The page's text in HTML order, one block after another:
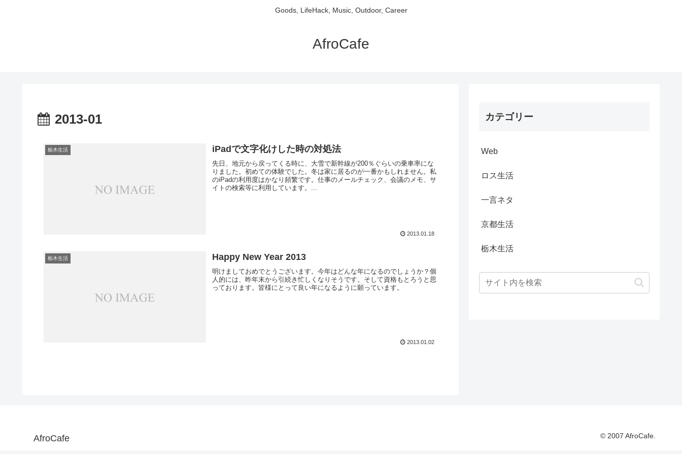
Goods, LifeHack, Music, Outdoor, Career
AfroCafe
2013-01
栃木生活 iPadで文字化けした時の対処法
先日、地元から戻ってくる時に、大雪で新幹線が200％ぐらいの乗車率にな
りました。初めての体験でした。冬は家に居るのが一番かもしれません。私
のiPadの利用度はかなり頻繁です。仕事のメールチェック、会議のメモ、サ
イトの検索等に利用しています。...
2013.01.18
栃木生活 Happy New Year 2013
明けましておめでとうございます。今年はどんな年になるのでしょうか？個
人的には、昨年末から引続き忙しくなりそうです。そして資格もとろうと思
っております。皆様にとって良い年になるように願っています。
2013.01.02
カテゴリー
Web
ロス生活
一言ネタ
京都生活
栃木生活
AfroCafe © 2007 AfroCafe.